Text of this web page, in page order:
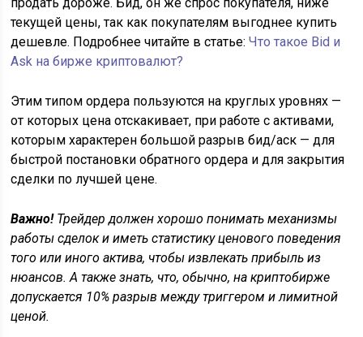
текущей цены, так как покупателям выгоднее купить
дешевле. Подробнее читайте в статье:Что такое Bid и
Ask на бирже криптовалют?
Этим типом ордера пользуются на круглых уровнях —
от которых цена отскакивает, при работе с активами,
которым характерен большой разрыв бид/аск — для
быстрой постановки обратного ордера и для закрытия
сделки по лучшей цене.
Важно!Трейдер должен хорошо понимать механизмы
работы сделок и иметь статистику ценового поведения
того или иного актива, чтобы извлекать прибыль из
нюансов. А также знать, что, обычно, на криптобирже
допускается 10% разрыв между триггером и лимитной
ценой.